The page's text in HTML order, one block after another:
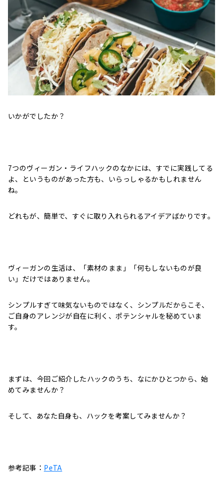
いかがでしたか？
7つのヴィーガン・ライフハックのなかには、すでに実践してる
よ、というものがあった方も、いらっしゃるかもしれません
ね。
どれもが、簡単で、すぐに取り入れられるアイデアばかりです。
ヴィーガンの生活は、「素材のまま」「何もしないものが良
い」だけではありません。
シンプルすぎて味気ないものではなく、シンプルだからこそ、
ご自身のアレンジが自在に利く、ポテンシャルを秘めていま
す。
まずは、今回ご紹介したハックのうち、なにかひとつから、始
めてみませんか？
そして、あなた自身も、ハックを考案してみませんか？
参考記事： PeTA